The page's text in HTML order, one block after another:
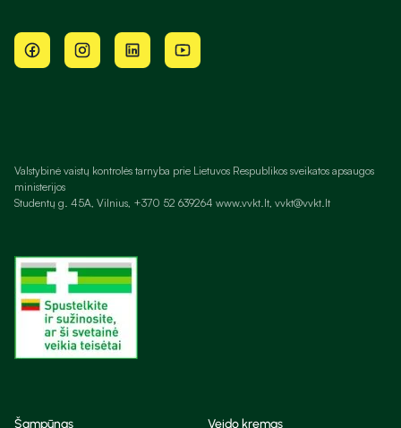
Valstybinė vaistų kontrolės tarnyba prie Lietuvos Respublikos sveikatos apsaugos
ministerijos
Studentų g. 45A, Vilnius, +370 52 639264 www.vvkt.lt, vvkt@vvkt.lt
Šampūnas Veido kremas